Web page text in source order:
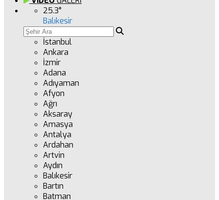
25.3°
Balıkesir
İstanbul
Ankara
İzmir
Adana
Adıyaman
Afyon
Ağrı
Aksaray
Amasya
Antalya
Ardahan
Artvin
Aydın
Balıkesir
Bartın
Batman